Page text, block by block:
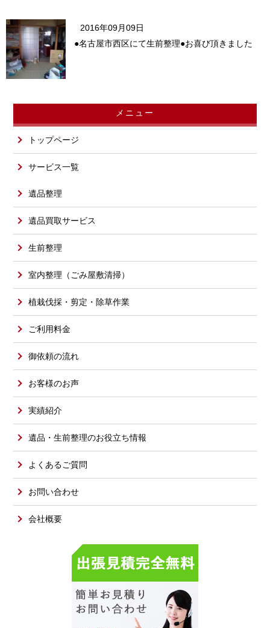
2016年09月09日
●名古屋市西区にて生前整理●お喜び頂きました
メニュー
トップページ
サービス一覧
遺品整理
遺品買取サービス
生前整理
室内整理（ごみ屋敷清掃）
植栽伐採・剪定・除草作業
ご利用料金
御依頼の流れ
お客様のお声
実績紹介
遺品・生前整理のお役立ち情報
よくあるご質問
お問い合わせ
会社概要